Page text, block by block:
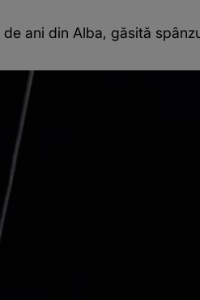
de ani din Alba, găsită